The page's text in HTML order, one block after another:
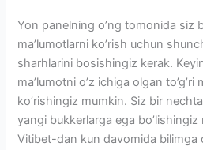
Yon panelning o’ng tomonida siz
ma’lumotlarni ko’rish uchun
sharhlarini bosishingiz kerak.
ma’lumotni o’z ichiga olgan
ko’rishingiz mumkin. Siz bir
yangi bukkerlarga ega
Vitibet-dan kun davomida bilimga